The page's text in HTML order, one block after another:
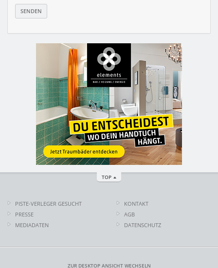
TOP
PISTE-VERLEGER GESUCHT
PRESSE
MEDIADATEN
KONTAKT
AGB
DATENSCHUTZ
ZUR DESKTOP ANSICHT WECHSELN